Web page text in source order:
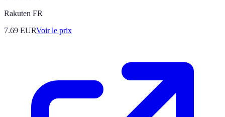
Rakuten FR
7.69 EURVoir le prix